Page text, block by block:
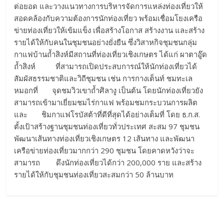
ต่อยอด และวางแนวทางการบริหารจัดการแหล่งท่องเที่ยวให้
สอดคล้องกับความต้องการนักท่องเที่ยว พร้อมเชื่อมโยงเครือ
ข่ายท่องเที่ยวให้เข้มแข็ง เพื่อสร้างโอกาส สร้างงาน และสร้าง
รายได้ให้กับคนในชุมชนอย่างยั่งยืน ซึ่งวิสาหกิจชุมชนกลุ่ม
กาแฟบ้านถ้ำสิงห์มีสถานที่ท่องเที่ยวเชิงเกษตร ได้แก่ ผาตาอู๊ด
ถ้ำสิงห์ ที่สามารถเปิดประสบการณ์ให้นักท่องเที่ยวได้
สัมผัสธรรมชาติและวิถีชุมชน เช่น การกางเต็นท์ ชมทะเล
หมอกที่ จุดชมวิวเขาถ้ำศิลางู เป็นต้น โดยนักท่องเที่ยวยัง
สามารถเข้ามาเยี่ยมชมไร่กาแฟ พร้อมชมกระบวนการผลิต
และ ชิมกาแฟโรบัสต้าที่ดีที่สุดได้อย่างเต็มที่ โดย ธ.ก.ส.
ตั้งเป้าสร้างฐานชุมชนท่องเที่ยวทั่วประเทศ สะสม 97 ชุมชน
พัฒนาเส้นทางท่องเที่ยวเชิงเกษตร 12 เส้นทาง และพัฒนา
เครือข่ายท่องเที่ยวมากกว่า 290 ชุมชน โดยคาดหวังว่าจะ
สามารถ ดึงนักท่องเที่ยวได้กว่า 200,000 ราย และสร้าง
รายได้ให้กับชุมชนท่องเที่ยวสะสมกว่า 50 ล้านบาท